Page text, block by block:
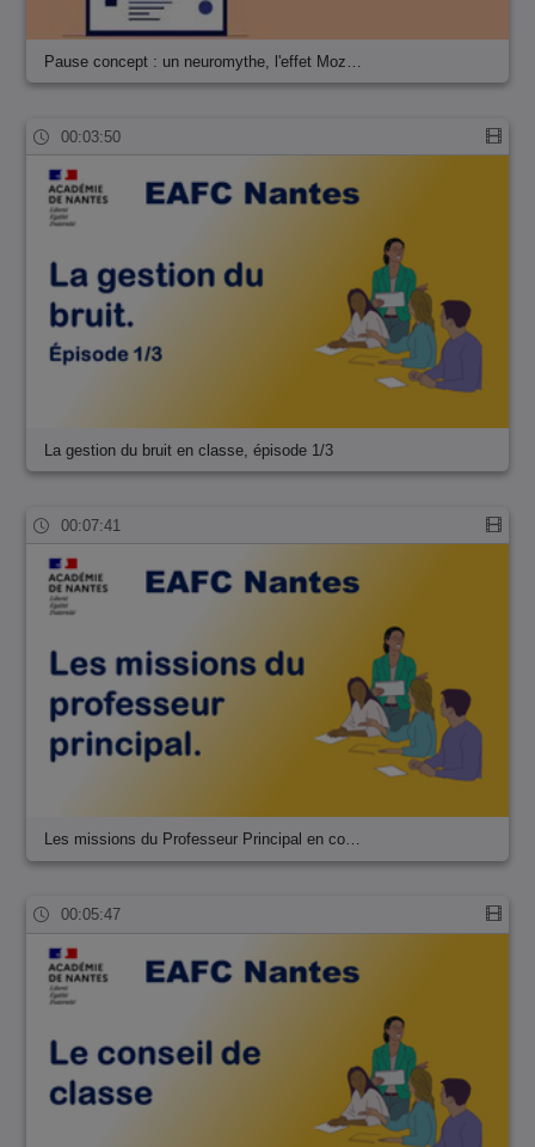
Pause concept : un neuromythe, l'effet Moz…
00:03:50
La gestion du bruit en classe, épisode 1/3
00:07:41
Les missions du Professeur Principal en co…
00:05:47